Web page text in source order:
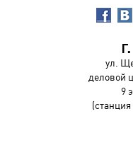
ул.
деловой
9